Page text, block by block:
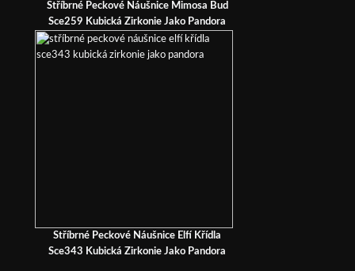
Stříbrné Peckové Náušnice Mimosa Bud
Sce259 Kubická Zirkonie Jako Pandora
Stříbrné Peckové Náušnice Elfí Křídla
Sce343 Kubická Zirkonie Jako Pandora